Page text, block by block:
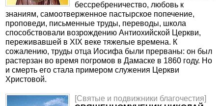
бессребреничество, любовь к
знаниям, самоотверженное пастырское попечение,
проповеди, письменные труды, переводы, школа
способствовали возрождению Антиохийской Церкви,
переживавшей в XIX веке тяжелые времена. К
сожалению, труды отца Иосифа были прерваны: он был
растерзан во время погромов в Дамаске в 1860 году. Но
и смерть его стала примером служения Церкви
Христовой.
[Святые и подвижники благочестия]